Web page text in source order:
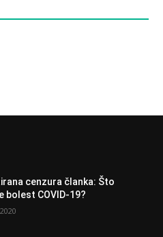
cenzura članka: Što
bolest COVID-19?